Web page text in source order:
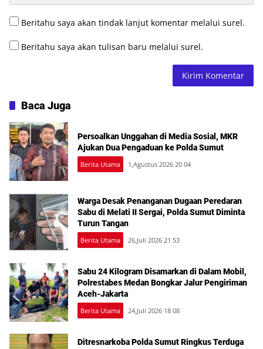
Beritahu saya akan tindak lanjut komentar melalui surel.
Beritahu saya akan tulisan baru melalui surel.
Baca Juga
Persoalkan Unggahan di Media Sosial, MKR
Ajukan Dua Pengaduan ke Polda Sumut
Berita Utama 1,Agustus 2026 20 04
Warga Desak Penanganan Dugaan Peredaran
Sabu di Melati II Sergai, Polda Sumut Diminta
Turun Tangan
Berita Utama 26,Juli 2026 21 53
Sabu 24 Kilogram Disamarkan di Dalam Mobil,
Polrestabes Medan Bongkar Jalur Pengiriman
Aceh-Jakarta
Berita Utama 24,Juli 2026 18 08
Ditresnarkoba Polda Sumut Ringkus Terduga